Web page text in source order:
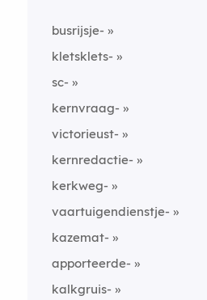
busrijsje-
kletsklets-
sc-
kernvraag-
victorieust-
kernredactie-
kerkweg-
vaartuigendienstje-
kazemat-
apporteerde-
kalkgruis-